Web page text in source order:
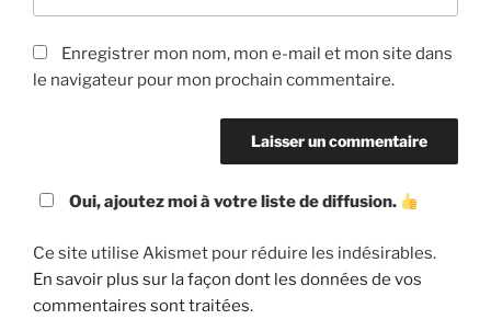
Enregistrer mon nom, mon e-mail et mon site dans
le navigateur pour mon prochain commentaire.
Oui, ajoutez moi à votre liste de diffusion.
Ce site utilise Akismet pour réduire les indésirables.
En savoir plus sur la façon dont les données de vos
commentaires sont traitées.